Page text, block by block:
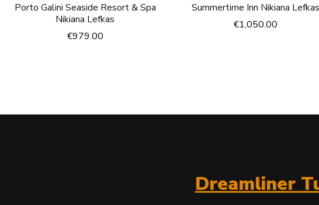
Porto Galini Seaside Resort & Spa
Nikiana Lefkas
€979.00
Summertime Inn Nikiana Lefkas
€1,050.00
Dreamliner